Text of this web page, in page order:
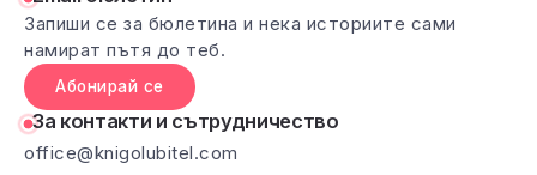
Запиши се за бюлетина и нека историите сами
намират пътя до теб.
Абонирай се
За контакти и сътрудничество
office@knigolubitel.com